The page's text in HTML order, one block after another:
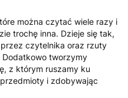
można czytać wiele razy i
trochę inna. Dzieje się tak,
czytelnika oraz rzuty
Dodatkowo tworzymy
z którym ruszamy ku
i zdobywając